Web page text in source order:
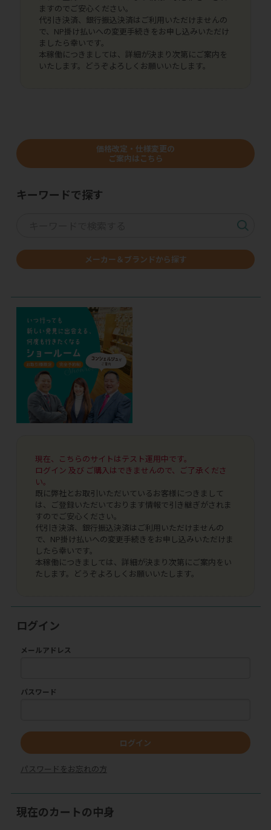
ますのでご安心ください。
代引き決済、銀行振込決済はご利用いただけませんの
で、NP掛け払いへの変更手続きをお申し込みいただけ
ましたら幸いです。
本稼働につきましては、詳細が決まり次第にご案内を
いたします。どうぞよろしくお願いいたします。
価格改定・仕様変更の
ご案内はこちら
キーワードで探す
メーカー＆ブランドから探す
現在、こちらのサイトはテスト運用中です。
ログイン 及び ご購入はできませんので、ご了承くださ
い。
既に弊社とお取引いただいているお客様につきまして
は、ご登録いただいております情報で引き継ぎがされま
すのでご安心ください。
代引き決済、銀行振込決済はご利用いただけませんの
で、NP掛け払いへの変更手続きをお申し込みいただけま
したら幸いです。
本稼働につきましては、詳細が決まり次第にご案内をい
たします。どうぞよろしくお願いいたします。
ログイン
メールアドレス
パスワード
ログイン
パスワードをお忘れの方
現在のカートの中身